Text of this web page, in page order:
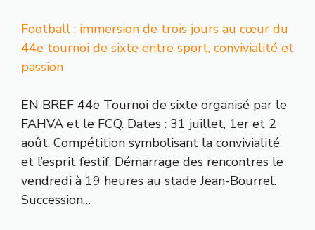
Football : immersion de trois jours au cœur du
44e tournoi de sixte entre sport, convivialité et
passion
EN BREF 44e Tournoi de sixte organisé par le
FAHVA et le FCQ. Dates : 31 juillet, 1er et 2
août. Compétition symbolisant la convivialité
et l’esprit festif. Démarrage des rencontres le
vendredi à 19 heures au stade Jean-Bourrel.
Succession…